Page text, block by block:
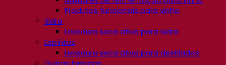
Produtos funcionais para vinho
Sidra
Levedura seca ativa para sidra
Espíritos
Levedura seca ativa para destilados